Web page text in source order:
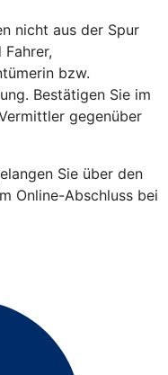
nicht aus der Spur
bzw.
Bestätigen Sie im
gegenüber
Sie über den
Online-Abschluss bei